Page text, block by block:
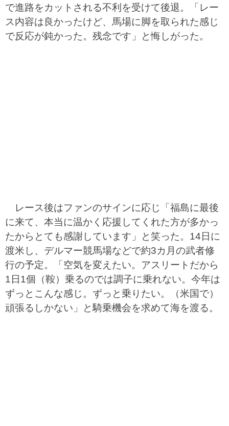
で進路をカットされる不利を受けて後退。「レー
ス内容は良かったけど、馬場に脚を取られた感じ
で反応が鈍かった。残念です」と悔しがった。
レース後はファンのサインに応じ「福島に最後
に来て、本当に温かく応援してくれた方が多かっ
たからとても感謝しています」と笑った。14日に
渡米し、デルマー競馬場などで約3カ月の武者修
行の予定。「空気を変えたい。アスリートだから
1日1個（鞍）乗るのでは調子に乗れない。今年は
ずっとこんな感じ。ずっと乗りたい。（米国で）
頑張るしかない」と騎乗機会を求めて海を渡る。